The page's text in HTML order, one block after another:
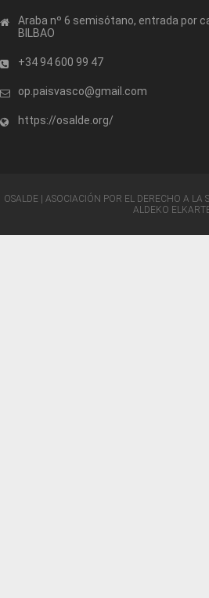
Araba nº 6 semisótano, entrada por
BILBAO
+34 94 600 99 47
op.paisvasco@gmail.com
https://osalde.org/
OSALDE | ASOCIACIÓN POR EL DERECHO A LA
ALDEKO